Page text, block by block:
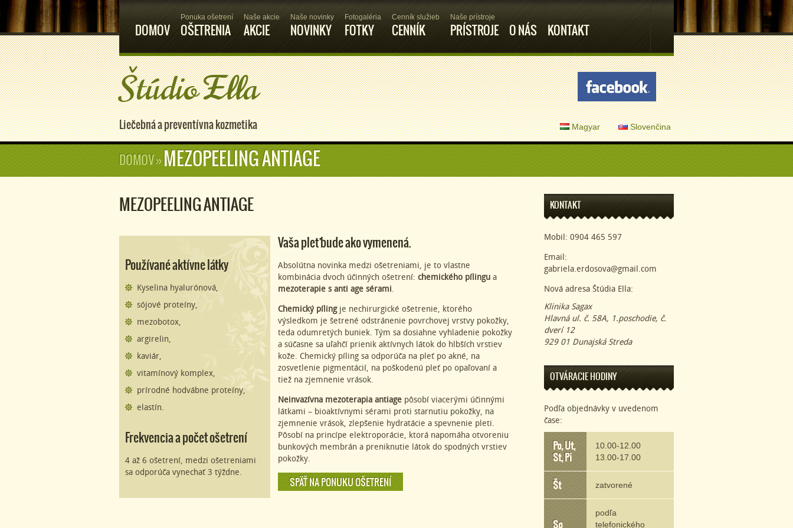
DOMOV
Ponuka ošetrení
OŠETRENIA
Naše akcie
AKCIE
Naše novinky
NOVINKY
Fotogaléria
FOTKY
Cenník služieb
CENNÍK
Naše prístroje
PRÍSTROJE O NÁS KONTAKT
Štúdio Ella
Liečebná a preventívna kozmetika Magyar Slovenčina
DOMOV»MEZOPEELING ANTIAGE
MEZOPEELING ANTIAGE
Používané aktívne látky
Kyselina hyalurónová,
sójové proteíny,
mezobotox,
argirelin,
kaviár,
vitamínový komplex,
prírodné hodvábne proteíny,
elastín.
Frekvencia a počet ošetrení
4 až 6 ošetrení, medzi ošetreniami
sa odporúča vynechať 3 týždne.
Vaša pleť bude ako vymenená.
Absolútna novinka medzi ošetreniami, je to vlastne
kombinácia dvoch účinných ošetrení:chemického pílingu a
mezoterapie s anti age sérami.
Chemický pílingje nechirurgické ošetrenie, ktorého
výsledkom je šetrené odstránenie povrchovej vrstvy pokožky,
teda odumretých buniek. Tým sa dosiahne vyhladenie pokožky
a súčasne sa uľahčí prienik aktívnych látok do hlbších vrstiev
kože. Chemický píling sa odporúča na pleť po akné, na
zosvetlenie pigmentácií, na poškodenú pleť po opaľovaní a
tiež na zjemnenie vrások.
Neinvazívna mezoterapia antiage pôsobí viacerými účinnými
látkami – bioaktívnymi sérami proti starnutiu pokožky, na
zjemnenie vrások, zlepšenie hydratácie a spevnenie pleti.
Pôsobí na princípe elektroporácie, ktorá napomáha otvoreniu
bunkových membrán a preniknutie látok do spodných vrstiev
pokožky.
SPÄŤ NA PONUKU OŠETRENÍ
KONTAKT
Mobil: 0904 465 597
Email:
gabriela.erdosova@gmail.com
Nová adresa Štúdia Ella:
Klinika Sagax
Hlavná ul. č. 58A, 1.poschodie, č.
dverí 12
929 01 Dunajská Streda
OTVÁRACIE HODINY
Podľa objednávky v uvedenom
čase:
Po, Ut,
St, Pi
10.00-12.00
13.00-17.00
Št zatvorené
So
podľa
telefonického